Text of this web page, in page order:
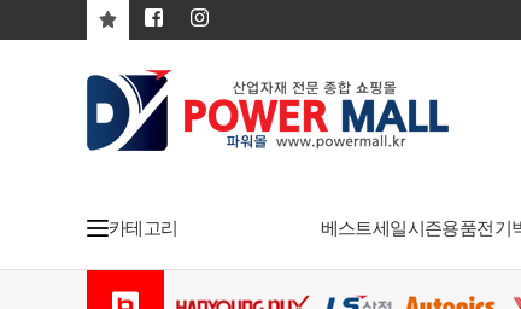
카테고리 베스트세일시즌용품전기